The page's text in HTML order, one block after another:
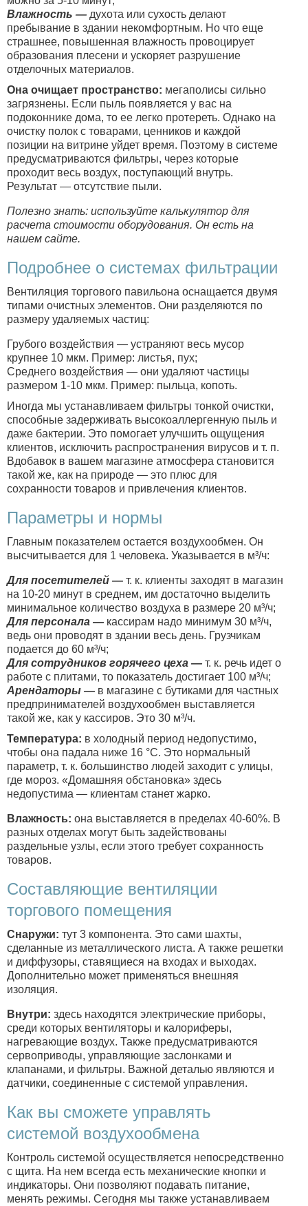
Влажность — духота или сухость делают
пребывание в здании некомфортным. Но что еще
страшнее, повышенная влажность провоцирует
образования плесени и ускоряет разрушение
отделочных материалов.
Она очищает пространство: мегаполисы сильно
загрязнены. Если пыль появляется у вас на
подоконнике дома, то ее легко протереть. Однако на
очистку полок с товарами, ценников и каждой
позиции на витрине уйдет время. Поэтому в системе
предусматриваются фильтры, через которые
проходит весь воздух, поступающий внутрь.
Результат — отсутствие пыли.
Полезно знать: используйте калькулятор для
расчета стоимости оборудования. Он есть на
нашем сайте.
Подробнее о системах фильтрации
Вентиляция торгового павильона оснащается двумя
типами очистных элементов. Они разделяются по
размеру удаляемых частиц:
Грубого воздействия — устраняют весь мусор
крупнее 10 мкм. Пример: листья, пух;
Среднего воздействия — они удаляют частицы
размером 1-10 мкм. Пример: пыльца, копоть.
Иногда мы устанавливаем фильтры тонкой очистки,
способные задерживать высокоаллергенную пыль и
даже бактерии. Это помогает улучшить ощущения
клиентов, исключить распространения вирусов и т. п.
Вдобавок в вашем магазине атмосфера становится
такой же, как на природе — это плюс для
сохранности товаров и привлечения клиентов.
Параметры и нормы
Главным показателем остается воздухообмен. Он
высчитывается для 1 человека. Указывается в м³/ч:
Для посетителей — т. к. клиенты заходят в магазин
на 10-20 минут в среднем, им достаточно выделить
минимальное количество воздуха в размере 20 м³/ч;
Для персонала — кассирам надо минимум 30 м³/ч,
ведь они проводят в здании весь день. Грузчикам
подается до 60 м³/ч;
Для сотрудников горячего цеха — т. к. речь идет о
работе с плитами, то показатель достигает 100 м³/ч;
Арендаторы — в магазине с бутиками для частных
предпринимателей воздухообмен выставляется
такой же, как у кассиров. Это 30 м³/ч.
Температура: в холодный период недопустимо,
чтобы она падала ниже 16 °C. Это нормальный
параметр, т. к. большинство людей заходит с улицы,
где мороз. «Домашняя обстановка» здесь
недопустима — клиентам станет жарко.
Влажность: она выставляется в пределах 40-60%. В
разных отделах могут быть задействованы
раздельные узлы, если этого требует сохранность
товаров.
Составляющие вентиляции
торгового помещения
Снаружи: тут 3 компонента. Это сами шахты,
сделанные из металлического листа. А также решетки
и диффузоры, ставящиеся на входах и выходах.
Дополнительно может применяться внешняя
изоляция.
Внутри: здесь находятся электрические приборы,
среди которых вентиляторы и калориферы,
нагревающие воздух. Также предусматриваются
сервоприводы, управляющие заслонками и
клапанами, и фильтры. Важной деталью являются и
датчики, соединенные с системой управления.
Как вы сможете управлять
системой воздухообмена
Контроль системой осуществляется непосредственно
с щита. На нем всегда есть механические кнопки и
индикаторы. Они позволяют подавать питание,
менять режимы. Сегодня мы также устанавливаем